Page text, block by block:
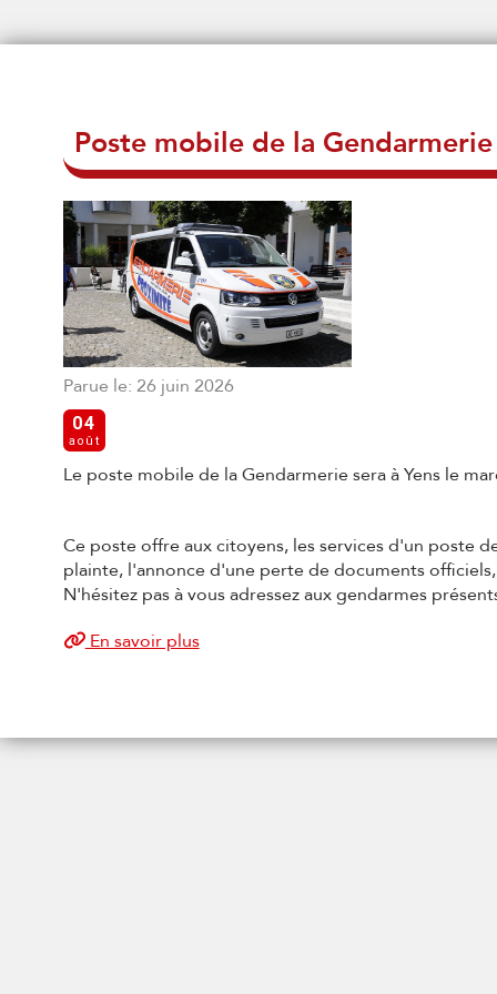
Poste mobile de la Gendarmerie
Parue le: 26 juin 2026
04
août
Le poste mobile de la Gendarmerie sera à Yens le
Ce poste offre aux citoyens, les services d'un poste
plainte, l'annonce d'une perte de documents
N'hésitez pas à vous adressez aux gendarmes
En savoir plus